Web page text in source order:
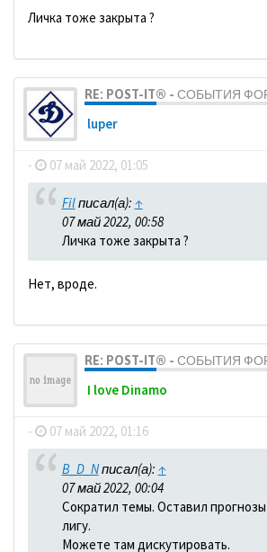
Личка тоже закрыта ?
RE: POST-IT® - СОБЫТИЯ
luper
- 07 май 2022, 01:05
Filписал(а): ↑
07 май 2022, 00:58
Личка тоже закрыта ?
Нет, вроде.
RE: POST-IT® - СОБЫТИЯ
I love Dinamo
- 07 май 2022, 01:16
B_D_Nписал(а): ↑
07 май 2022, 00:04
Сократил темы. Оставил
лигу.
Можете там дискутировать.